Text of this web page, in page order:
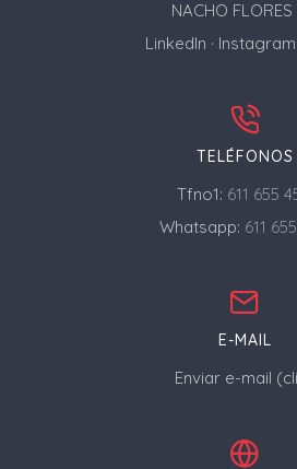
NACHO FLORES
LinkedIn · Instagram
TELÉFONOS
Tfno1: 611 655
Whatsapp: 611
E-MAIL
Enviar e-mail